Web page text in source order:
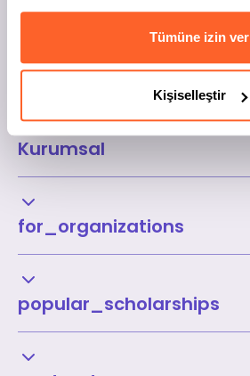
Tümüne izin ver
Kişiselleştir
Kurumsal
for_organizations
popular_scholarships